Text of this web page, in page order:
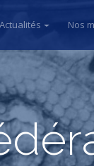
Actualités Nos